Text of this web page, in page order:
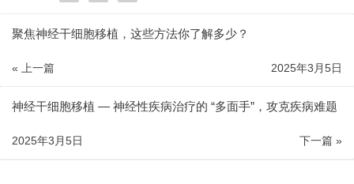
聚焦神经干细胞移植，这些方法你了解多少？
« 上一篇 2025年3月5日
神经干细胞移植 — 神经性疾病治疗的 “多面手”，攻克疾病难题
下一篇 »
2025年3月5日